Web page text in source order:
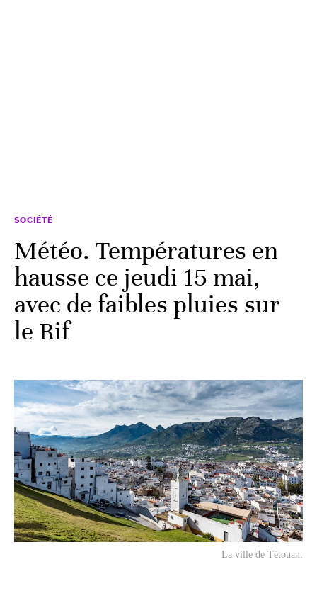
SOCIÉTÉ
Météo. Températures en
hausse ce jeudi 15 mai,
avec de faibles pluies sur
le Rif
La ville de Tétouan.